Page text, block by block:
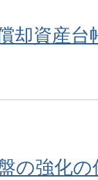
却資産
の強化